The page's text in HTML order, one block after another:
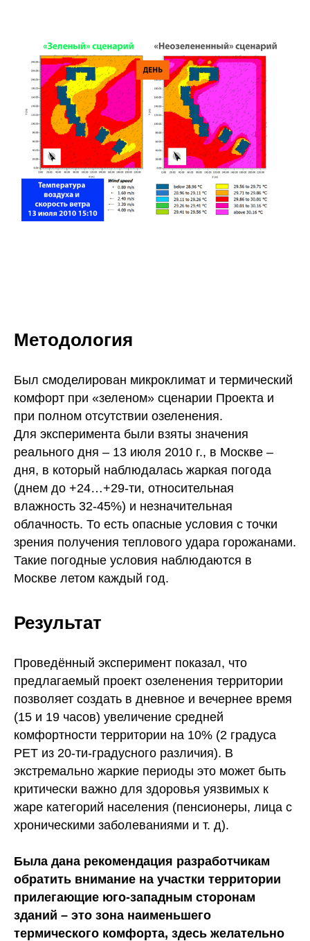
Методология
Был смоделирован микроклимат и термический
комфорт при «зеленом» сценарии Проекта и
при полном отсутствии озеленения.
Для эксперимента были взяты значения
реального дня – 13 июля 2010 г., в Москве –
дня, в который наблюдалась жаркая погода
(днем до +24…+29-ти, относительная
влажность 32-45%) и незначительная
облачность. То есть опасные условия с точки
зрения получения теплового удара горожанами.
Такие погодные условия наблюдаются в
Москве летом каждый год.
Результат
Проведённый эксперимент показал, что
предлагаемый проект озеленения территории
позволяет создать в дневное и вечернее время
(15 и 19 часов) увеличение средней
комфортности территории на 10% (2 градуса
РЕТ из 20-ти-градусного различия). В
экстремально жаркие периоды это может быть
критически важно для здоровья уязвимых к
жаре категорий населения (пенсионеры, лица с
хроническими заболеваниями и т. д).
Была дана рекомендация разработчикам
обратить внимание на участки территории
прилегающие юго-западным сторонам
зданий – это зона наименьшего
термического комфорта, здесь желательно